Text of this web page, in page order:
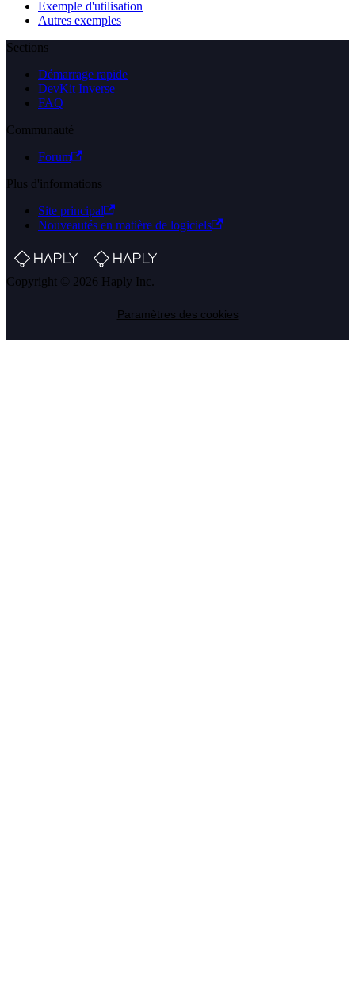
Exemple d'utilisation
Autres exemples
Sections
Démarrage rapide
DevKit Inverse
FAQ
Communauté
Forum
Plus d'informations
Site principal
Nouveautés en matière de logiciels
Copyright © 2026 Haply Inc.
Paramètres des cookies